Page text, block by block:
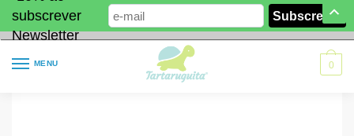
subscrever
Newsletter
MENU 0